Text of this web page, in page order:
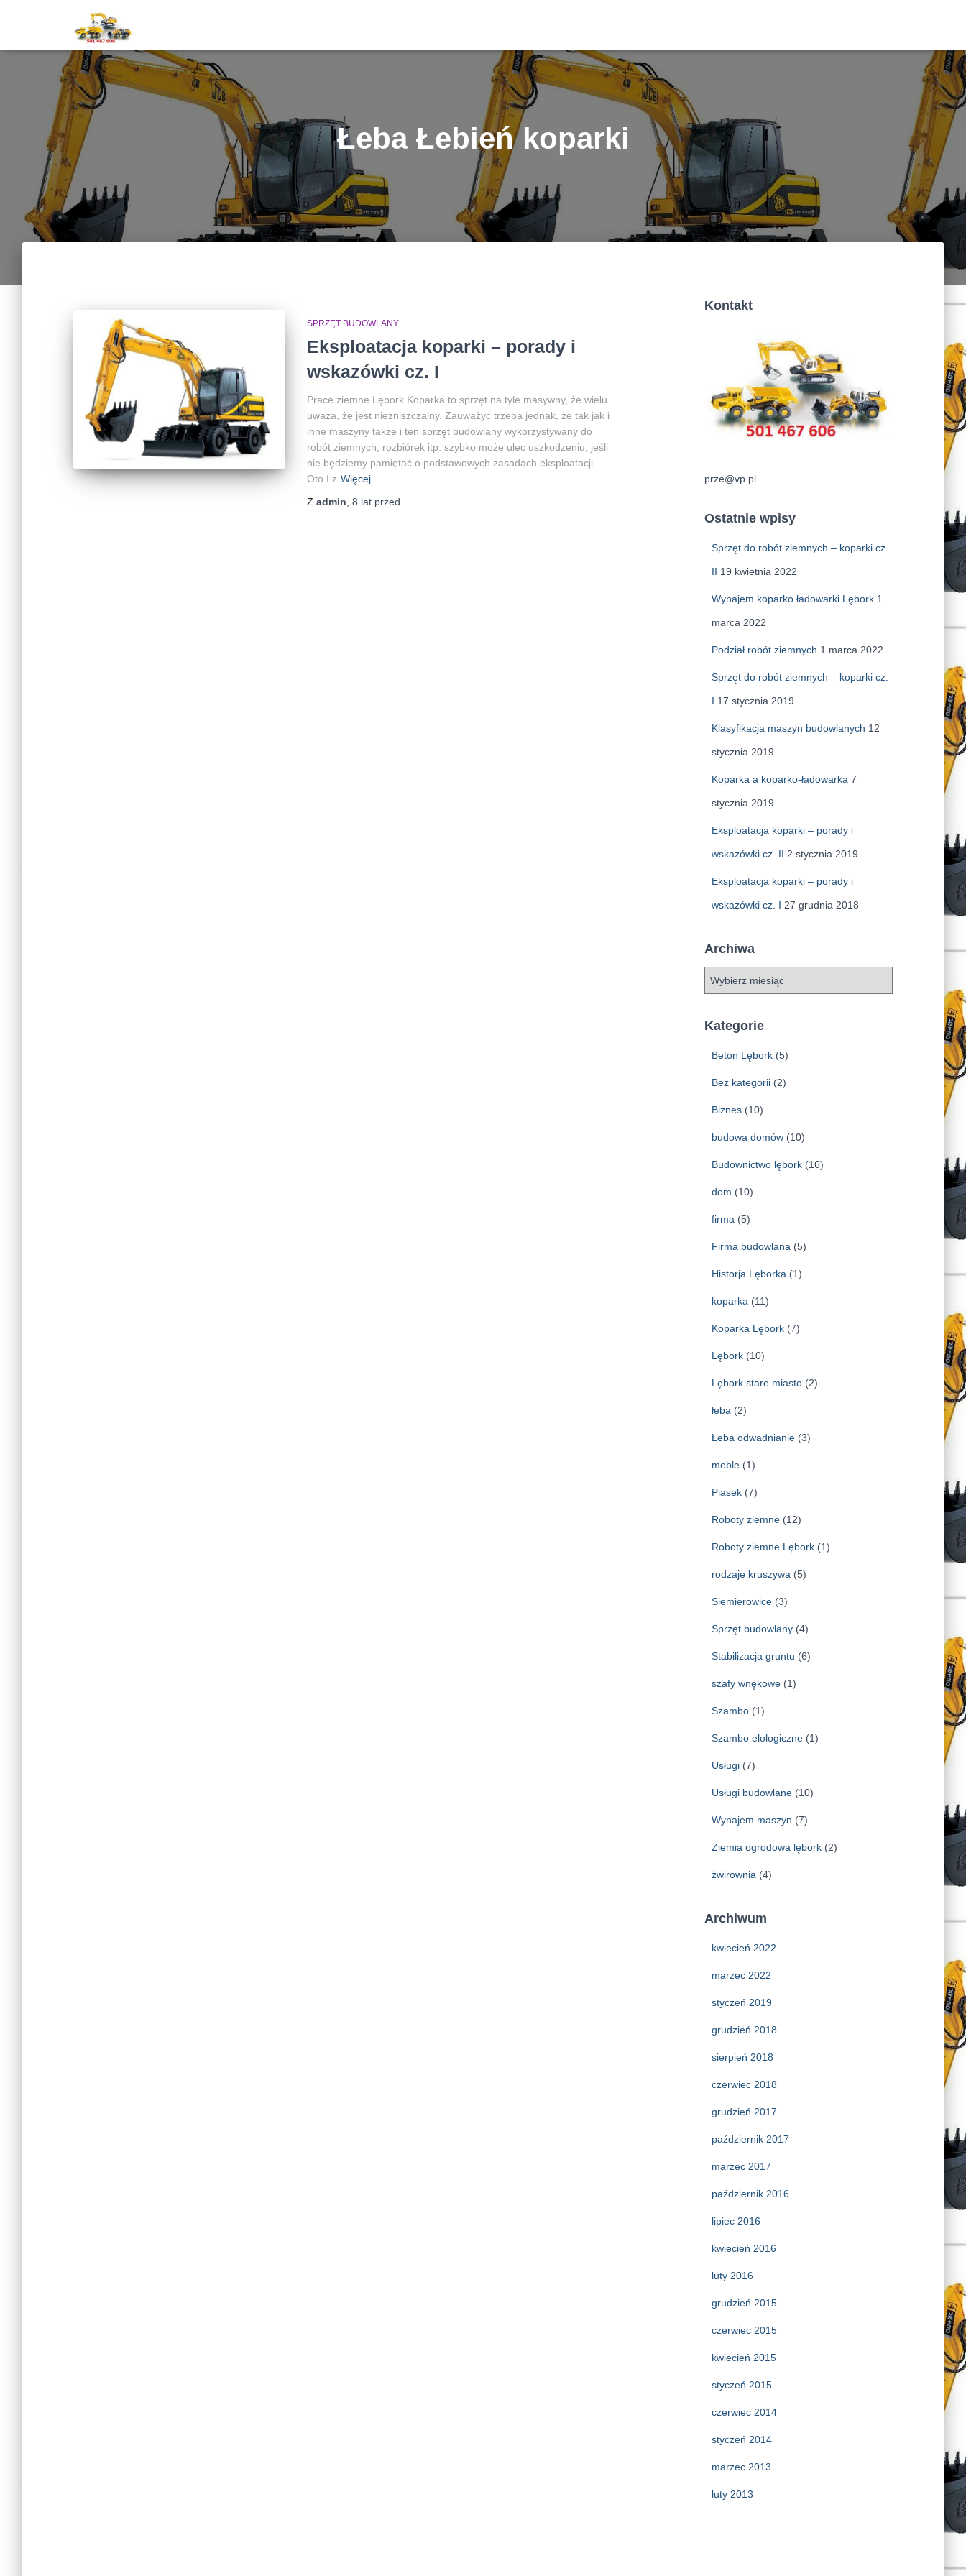
Łeba Łebień koparki
SPRZĘT BUDOWLANY
Eksploatacja koparki – porady i
wskazówki cz. I
Prace ziemne Lębork Koparka to sprzęt na tyle masywny, że wielu
uważa, że jest niezniszczalny. Zauważyć trzeba jednak, że tak jak i
inne maszyny także i ten sprzęt budowlany wykorzystywany do
robót ziemnych, rozbiórek itp. szybko może ulec uszkodzeniu, jeśli
nie będziemy pamiętać o podstawowych zasadach eksploatacji.
Oto I z Więcej…
Z admin 8 lat przed
Kontakt
prze@vp.pl
Ostatnie wpisy
Sprzęt do robót ziemnych – koparki cz.
II 19 kwietnia 2022
Wynajem koparko ładowarki Lębork 1
marca 2022
Podział robót ziemnych 1 marca 2022
Sprzęt do robót ziemnych – koparki cz.
I 17 stycznia 2019
Klasyfikacja maszyn budowlanych 12
stycznia 2019
Koparka a koparko-ładowarka 7
stycznia 2019
Eksploatacja koparki – porady i
wskazówki cz. II 2 stycznia 2019
Eksploatacja koparki – porady i
wskazówki cz. I 27 grudnia 2018
Archiwa
h
Kategorie
Beton Lębork(5)
Bez kategorii(2)
Biznes(10)
budowa domów(10)
Budownictwo lębork(16)
dom (10)
firma (5)
Firma budowlana (5)
Historja Lęborka (1)
koparka (11)
Koparka Lębork(7)
Lębork(10)
Lębork stare miasto(2)
łeba (2)
Łeba odwadnianie(3)
meble(1)
Piasek(7)
Roboty ziemne(12)
Roboty ziemne Lębork(1)
rodzaje kruszywa (5)
Siemierowice(3)
Sprzęt budowlany(4)
Stabilizacja gruntu (6)
szafy wnękowe(1)
Szambo(1)
Szambo elologiczne(1)
Usługi(7)
Usługi budowlane(10)
Wynajem maszyn (7)
Ziemia ogrodowa lębork(2)
żwirownia (4)
Archiwum
kwiecień 2022
marzec 2022
styczeń 2019
grudzień 2018
sierpień 2018
czerwiec 2018
grudzień 2017
październik 2017
marzec 2017
październik 2016
lipiec 2016
kwiecień 2016
luty 2016
grudzień 2015
czerwiec 2015
kwiecień 2015
styczeń 2015
czerwiec 2014
styczeń 2014
marzec 2013
luty 2013